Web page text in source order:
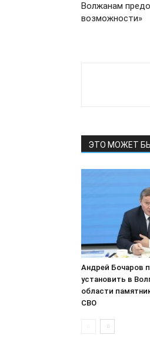
Волжанам
возможности»
ЭТО МОЖЕТ
Андрей Бочаров
установить в
области
СВО